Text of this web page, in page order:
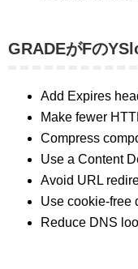
GRADEがFの
Add Expires
Make fewer
Compress
Use a Content
Avoid URL
Use cookie-free
Reduce DNS